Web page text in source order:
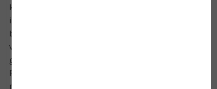
kokosolie en natriumbicarbonaat en nog meer fijne
ingrediënten die goed zijn voor je huid en je
beschermen tegen zweetgeur. Door de toevoeging
van zinkoxide werkt deze deo ook perfect tegen de
geur van hormoonzweet, emotiezweet en stresszweet.
Refill voor de kleine deodorantstick (30 ml) van Loveli
met zinkoxide die ook stress-zweet aan kan. Met de